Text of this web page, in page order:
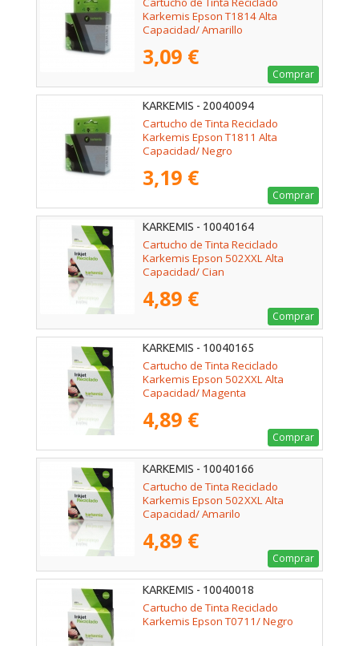
Karkemis Epson T1814 Alta
Capacidad/ Amarillo
3,09 €
Comprar
KARKEMIS - 20040094
Cartucho de Tinta Reciclado
Karkemis Epson T1811 Alta
Capacidad/ Negro
3,19 €
Comprar
KARKEMIS - 10040164
Cartucho de Tinta Reciclado
Karkemis Epson 502XXL Alta
Capacidad/ Cian
4,89 €
Comprar
KARKEMIS - 10040165
Cartucho de Tinta Reciclado
Karkemis Epson 502XXL Alta
Capacidad/ Magenta
4,89 €
Comprar
KARKEMIS - 10040166
Cartucho de Tinta Reciclado
Karkemis Epson 502XXL Alta
Capacidad/ Amarilo
4,89 €
Comprar
KARKEMIS - 10040018
Cartucho de Tinta Reciclado
Karkemis Epson T0711/ Negro